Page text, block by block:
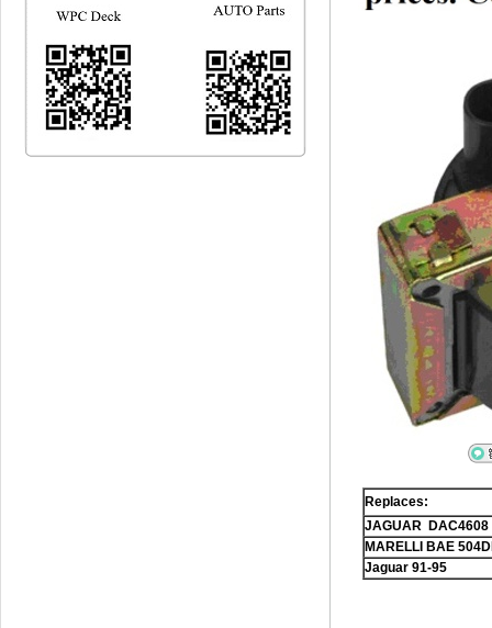
Replaces:
JAGUAR DAC4608
MARELLI BAE
Jaguar 91-95